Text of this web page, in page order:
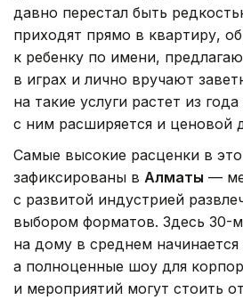
давно перестал быть
приходят прямо в квартиру,
к ребенку по имени,
в играх и лично вручают
на такие услуги растет из
с ним расширяется и ценовой
Самые высокие расценки в
зафиксированы в Алматы —
с развитой индустрией
выбором форматов. Здесь 30-
на дому в среднем начинается
а полноценные шоу для
и мероприятий могут стоить